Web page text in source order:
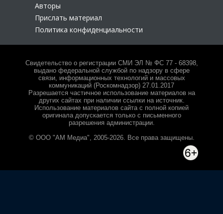
Авторы
Прислать материал
Политика конфиденциальности
Свидетельство о регистрации СМИ ЭЛ № ФС 77 - 68398,
выдано федеральной службой по надзору в сфере
связи, информационных технологий и массовых
коммуникаций (Роскомнадзор) 27.01.2017
Разрешается частичное использование материалов на
других сайтах при наличии ссылки на источник.
Использование материалов сайта с полной копией
оригинала допускается только с письменного
разрешения администрации.
© ООО "АМ Медиа", 2005-2026. Все права защищены.